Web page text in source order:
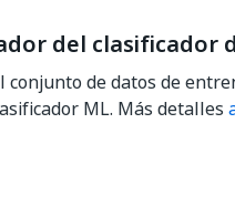
del clasificador
conjunto de datos de
ML. Más detalles